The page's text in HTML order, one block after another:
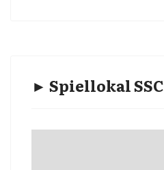
► Spiellokal SSC